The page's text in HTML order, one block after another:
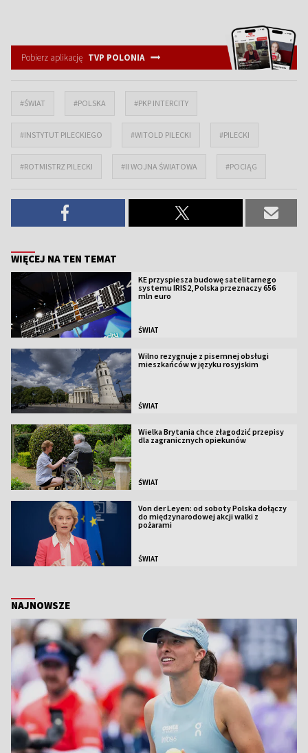
Pobierz aplikację TVP POLONIA
#ŚWIAT #POLSKA #PKP INTERCITY
#INSTYTUT PILECKIEGO #WITOLD PILECKI #PILECKI
#ROTMISTRZ PILECKI #II WOJNA ŚWIATOWA #POCIĄG
WIĘCEJ NA TEN TEMAT
KE przyspiesza budowę satelitarnego
systemu IRIS2, Polska przeznaczy 656
mln euro
ŚWIAT
Wilno rezygnuje z pisemnej obsługi
mieszkańców w języku rosyjskim
ŚWIAT
Wielka Brytania chce złagodzić przepisy
dla zagranicznych opiekunów
ŚWIAT
Von der Leyen: od soboty Polska dołączy
do międzynarodowej akcji walki z
pożarami
ŚWIAT
NAJNOWSZE